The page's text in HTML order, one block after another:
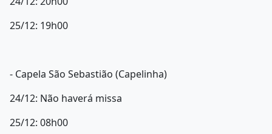
25/12: 19h00
- Capela São Sebastião (Capelinha)
24/12: Não haverá missa
25/12: 08h00